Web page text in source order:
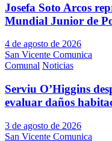
Josefa Soto Arcos
Mundial Junior de
4 de agosto de 2026
San Vicente Comunica
Comunal Noticias
Serviu O’Higgins
evaluar daños
3 de agosto de 2026
San Vicente Comunica